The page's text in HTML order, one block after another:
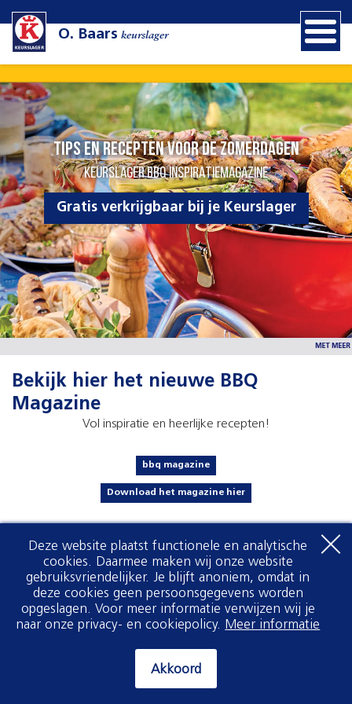
O. Baars keurslager
Tips en recepten voor de zomerdagen
KEURSLAGER BBQ INSPIRATIEMAGAZINE
Gratis verkrijgbaar bij je Keurslager
Bekijk hier het nieuwe BBQ
Magazine
Vol inspiratie en heerlijke recepten!
bbq magazine
Download het magazine hier
Deze website plaatst functionele en analytische
cookies. Daarmee maken wij onze website
gebruiksvriendelijker. Je blijft anoniem, omdat in
deze cookies geen persoonsgegevens worden
opgeslagen. Voor meer informatie verwijzen wij je
naar onze privacy- en cookiepolicy. Meer informatie
Akkoord